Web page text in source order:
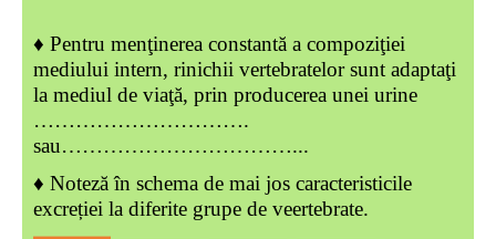
♦ Pentru menţinerea constantă a compoziţiei
mediului intern, rinichii vertebratelor sunt adaptaţi
la mediul de viaţă, prin producerea unei urine
………………………….
sau……………………………...
♦ Noteză în schema de mai jos caracteristicile
excreției la diferite grupe de veertebrate.